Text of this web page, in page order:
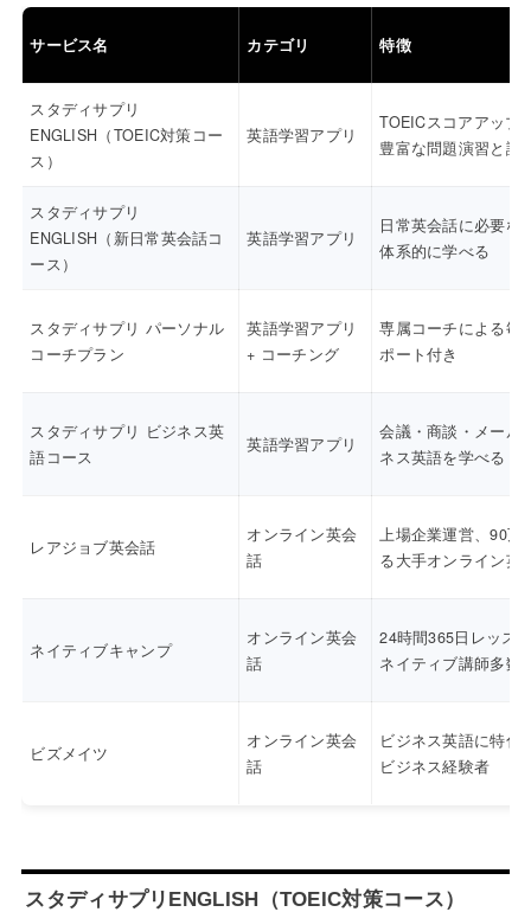
サービス名 カテゴリ 特徴
スタディサプリ
ENGLISH（TOEIC対策コー
ス）
英語学習アプリ
TOEICスコアアップ
豊富な問題演習と講
スタディサプリ
ENGLISH（新日常英会話コ
ース）
英語学習アプリ
日常英会話に必要な
体系的に学べる
スタディサプリ パーソナル
コーチプラン
英語学習アプリ
+ コーチング
専属コーチによる毎
ポート付き
スタディサプリ ビジネス英
語コース
英語学習アプリ
会議・商談・メール
ネス英語を学べる
レアジョブ英会話
オンライン英会
話
上場企業運営、90万
る大手オンライン英
ネイティブキャンプ
オンライン英会
話
24時間365日レッス
ネイティブ講師多数
ビズメイツ
オンライン英会
話
ビジネス英語に特化
ビジネス経験者
スタディサプリENGLISH（TOEIC対策コース）